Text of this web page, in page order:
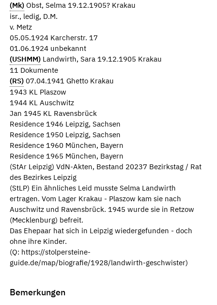
(Mk) Obst, Selma 19.12.1905? Krakau
isr., ledig, D.M.
v. Metz
05.05.1924 Karcherstr. 17
01.06.1924 unbekannt
(USHMM) Landwirth, Sara 19.12.1905 Krakau
11 Dokumente
(RS) 07.04.1941 Ghetto Krakau
1943 KL Plaszow
1944 KL Auschwitz
Jan 1945 KL Ravensbrück
Residence 1946 Leipzig, Sachsen
Residence 1950 Leipzig, Sachsen
Residence 1960 München, Bayern
Residence 1965 München, Bayern
(StAr Leipzig) VdN-Akten, Bestand 20237 Bezirkstag / Rat
des Bezirkes Leipzig
(StLP) Ein ähnliches Leid musste Selma Landwirth
ertragen. Vom Lager Krakau - Plaszow kam sie nach
Auschwitz und Ravensbrück. 1945 wurde sie in Retzow
(Mecklenburg) befreit.
Das Ehepaar hat sich in Leipzig wiedergefunden - doch
ohne ihre Kinder.
(Q: https://stolpersteine-
guide.de/map/biografie/1928/landwirth-geschwister)
Bemerkungen